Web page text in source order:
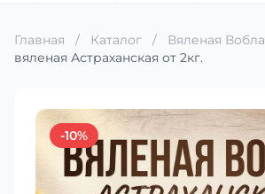
Главная / Каталог / Вяленая Вобла
вяленая Астраханская от 2кг.
-10%